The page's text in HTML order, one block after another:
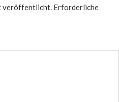
veröffentlicht. Erforderliche